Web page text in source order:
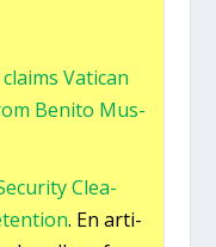
Vati­can
Beni­to Mus­
Clea­
. En arti­